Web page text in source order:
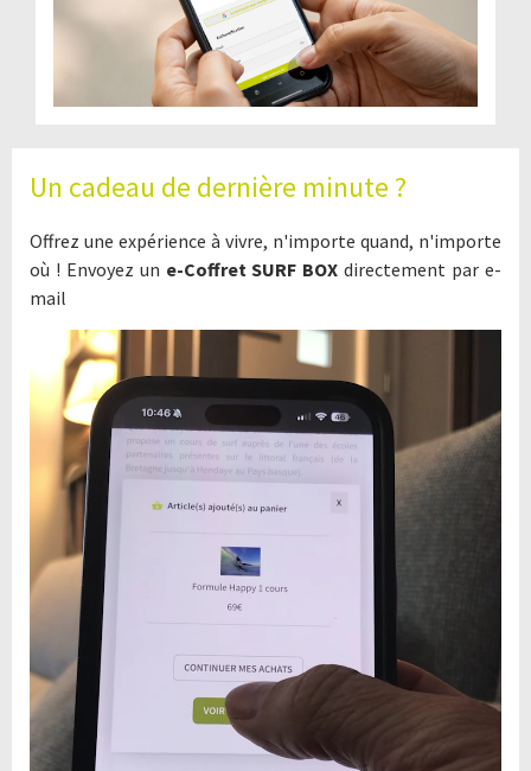
Un cadeau de dernière minute ?
Offrez une expérience à vivre, n'importe quand, n'importe
où ! Envoyez un e-Coffret SURF BOX directement par e-
mail